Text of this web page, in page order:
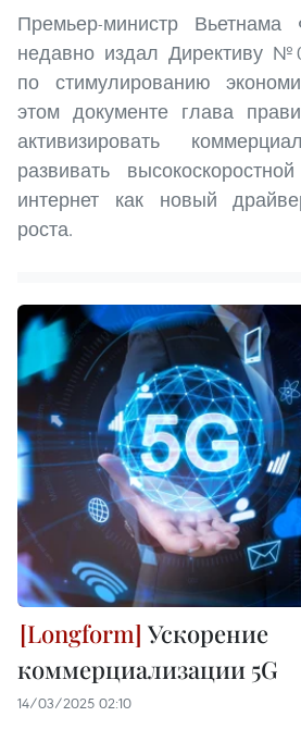
Премьер-министр
недавно издал Директиву
по стимулированию
этом документе глава
активизировать
развивать
интернет как новый
роста.
Ускорение
коммерциализации 5G
14/03/2025 02:10